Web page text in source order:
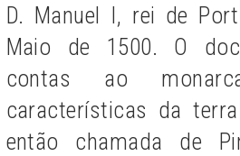
D. Manuel I, rei de
Maio de 1500. O
contas ao
características da
então chamada de